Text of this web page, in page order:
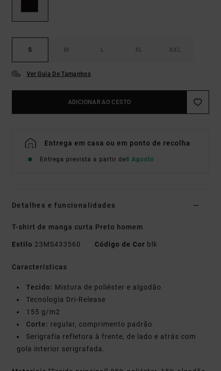
S M L XL XXL
Ver Guia De Tamanhos
ADICIONAR AO CESTO
Entrega em casa ou em ponto de recolha
Entrega prevista a partir de8 Agosto
Detalhes e funcionalidades
T-shirt de manga curta Preto homem
Estilo 23MS433560 Código de Cor blk
Características
Tecido: Mistura de poliéster e algodão
Tecnologia Dri-Release
155 g/m2
Corte: regular, comprimento padrão
Serigrafia refletora à frente, de lado e atrás com
gola interior serigrafada.